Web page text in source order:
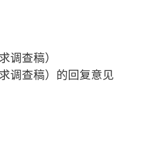
调查稿）
调查稿）的回复意见